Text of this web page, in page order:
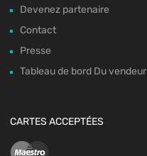
Devenez partenaire
Contact
Presse
Tableau de bord Du vendeur
CARTES ACCEPTÉES